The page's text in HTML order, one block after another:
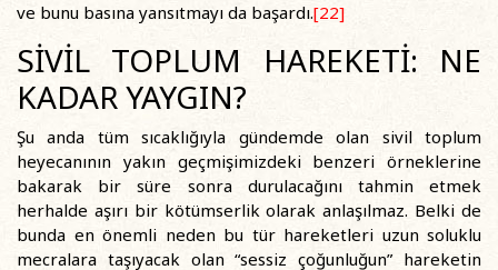
ve bunu basına yansıtmayı da başardı.[22]
SİVİL TOPLUM HAREKETİ: NE
KADAR YAYGIN?
Şu anda tüm sıcaklığıyla gündemde olan sivil toplum
heyecanının yakın geçmişimizdeki benzeri örneklerine
bakarak bir süre sonra durulacağını tahmin etmek
herhalde aşırı bir kötümserlik olarak anlaşılmaz. Belki de
bunda en önemli neden bu tür hareketleri uzun soluklu
mecralara taşıyacak olan “sessiz çoğunluğun” hareketin